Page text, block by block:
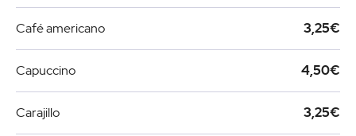
Café americano 3,25€
Capuccino 4,50€
Carajillo 3,25€